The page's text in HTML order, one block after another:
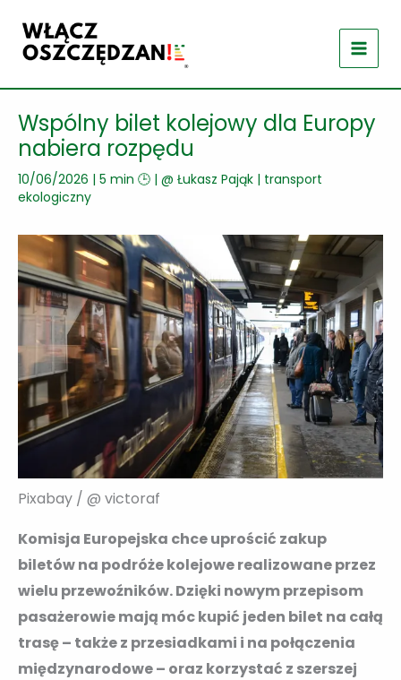
treści
Wspólny bilet kolejowy dla Europy
nabiera rozpędu
10/06/2026 | 5 min 🕒 | @ Łukasz Pająk | transport
ekologiczny
Pixabay / @ victoraf
Komisja Europejska chce uprościć zakup
biletów na podróże kolejowe realizowane przez
wielu przewoźników. Dzięki nowym przepisom
pasażerowie mają móc kupić jeden bilet na całą
trasę – także z przesiadkami i na połączenia
międzynarodowe – oraz korzystać z szerszej